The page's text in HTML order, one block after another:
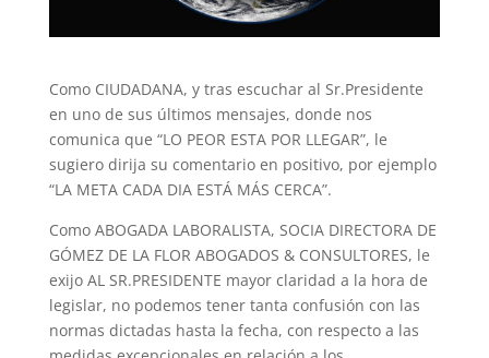
Como CIUDADANA, y tras escuchar al Sr.Presidente
en uno de sus últimos mensajes, donde nos
comunica que “LO PEOR ESTA POR LLEGAR”, le
sugiero dirija su comentario en positivo, por ejemplo
“LA META CADA DIA ESTÁ MÁS CERCA”.
Como ABOGADA LABORALISTA, SOCIA DIRECTORA DE
GÓMEZ DE LA FLOR ABOGADOS & CONSULTORES, le
exijo AL SR.PRESIDENTE mayor claridad a la hora de
legislar, no podemos tener tanta confusión con las
normas dictadas hasta la fecha, con respecto a las